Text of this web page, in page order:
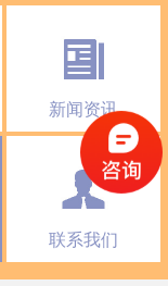
新闻资讯
联系我们